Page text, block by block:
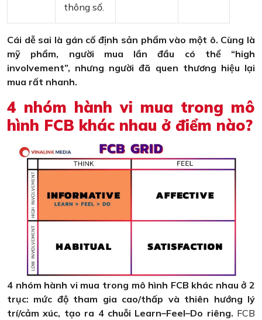
thông số.
Cái dễ sai là gán cố định sản phẩm vào một ô. Cùng là
mỹ phẩm, người mua lần đầu có thể “high
involvement”, nhưng người đã quen thương hiệu lại
mua rất nhanh.
4 nhóm hành vi mua trong mô
hình FCB khác nhau ở điểm nào?
4 nhóm hành vi mua trong mô hình FCB khác nhau ở 2
trục: mức độ tham gia cao/thấp và thiên hướng lý
trí/cảm xúc, tạo ra 4 chuỗi Learn–Feel–Do riêng. FCB